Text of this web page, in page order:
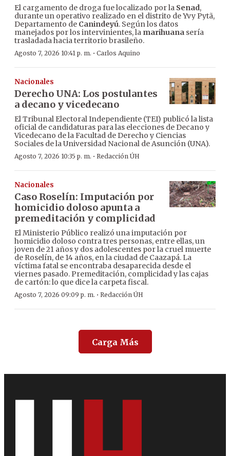
El cargamento de droga fue localizado por la Senad,
durante un operativo realizado en el distrito de Yvy Pytã,
Departamento de Canindeyú. Según los datos
manejados por los intervinientes, la marihuana sería
trasladada hacia territorio brasileño.
Agosto 7, 2026 10:41 p. m. · Carlos Aquino
Nacionales
Derecho UNA: Los postulantes
a decano y vicedecano
El Tribunal Electoral Independiente (TEI) publicó la lista
oficial de candidaturas para las elecciones de Decano y
Vicedecano de la Facultad de Derecho y Ciencias
Sociales de la Universidad Nacional de Asunción (UNA).
Agosto 7, 2026 10:35 p. m. · Redacción ÚH
Nacionales
Caso Roselín: Imputación por
homicidio doloso apunta a
premeditación y complicidad
El Ministerio Público realizó una imputación por
homicidio doloso contra tres personas, entre ellas, un
joven de 21 años y dos adolescentes por la cruel muerte
de Roselín, de 14 años, en la ciudad de Caazapá. La
víctima fatal se encontraba desaparecida desde el
viernes pasado. Premeditación, complicidad y las cajas
de cartón: lo que dice la carpeta fiscal.
Agosto 7, 2026 09:09 p. m. · Redacción ÚH
Carga Más